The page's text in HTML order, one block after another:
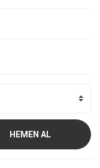
HEMEN AL